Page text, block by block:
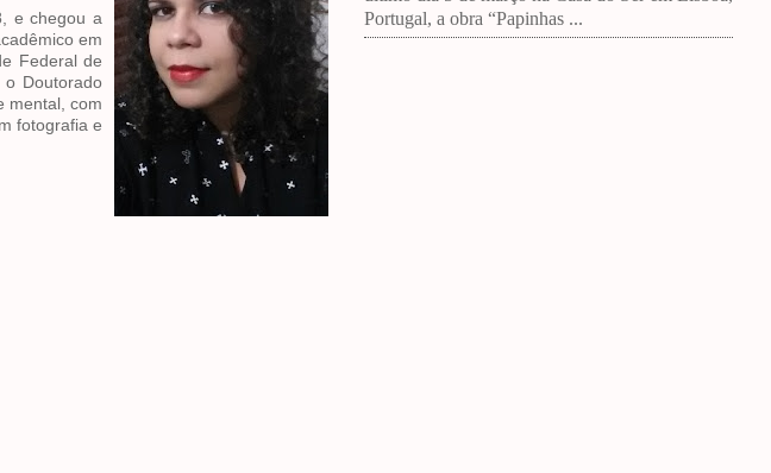
e chegou a
em
Federal de
Doutorado
mental, com
fotografia e
Portugal, a obra “Papinhas ...